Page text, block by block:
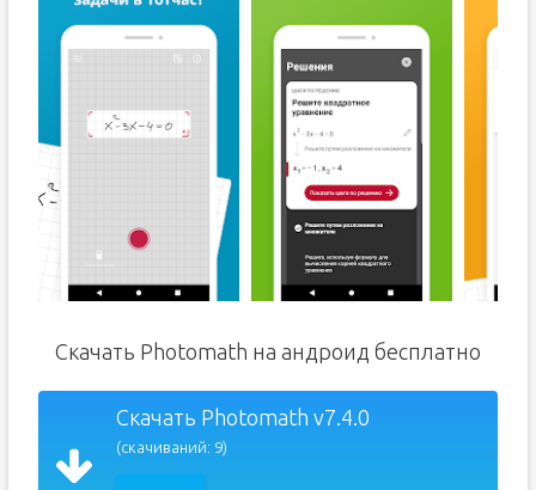
Скачать Photomath на андроид бесплатно
Скачать Photomath v7.4.0
(скачиваний: 9)